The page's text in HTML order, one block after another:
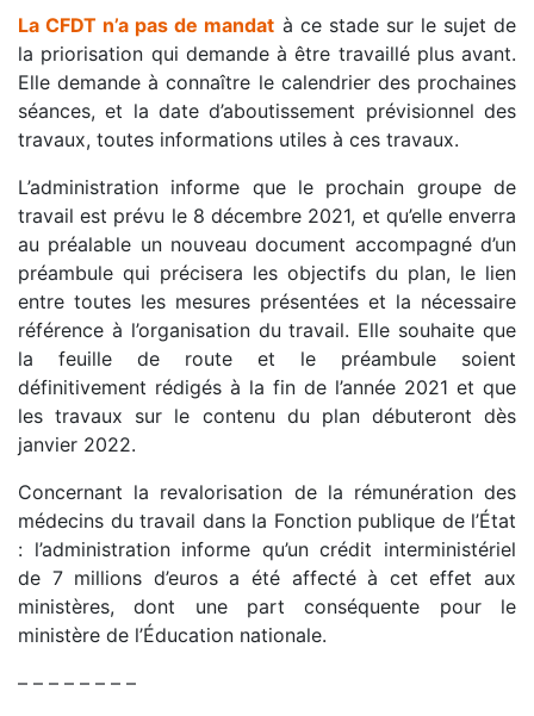
La CFDT n’a pas de mandat à ce stade sur le sujet de
la priorisation qui demande à être travaillé plus avant.
Elle demande à connaître le calendrier des prochaines
séances, et la date d’aboutissement prévisionnel des
travaux, toutes informations utiles à ces travaux.
L’administration informe que le prochain groupe de
travail est prévu le 8 décembre 2021, et qu’elle enverra
au préalable un nouveau document accompagné d’un
préambule qui précisera les objectifs du plan, le lien
entre toutes les mesures présentées et la nécessaire
référence à l’organisation du travail. Elle souhaite que
la feuille de route et le préambule soient
définitivement rédigés à la fin de l’année 2021 et que
les travaux sur le contenu du plan débuteront dès
janvier 2022.
Concernant la revalorisation de la rémunération des
médecins du travail dans la Fonction publique de l’État
: l’administration informe qu’un crédit interministériel
de 7 millions d’euros a été affecté à cet effet aux
ministères, dont une part conséquente pour le
ministère de l’Éducation nationale.
– – – – – – – –